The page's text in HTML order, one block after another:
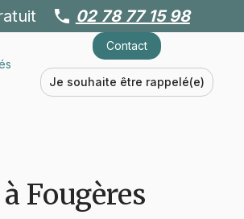
phone 02 78 77 15 98
Contact
Je souhaite être rappelé(e)
Fougères